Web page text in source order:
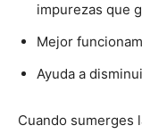
impurezas que
Mejor
Ayuda a
Cuando sumerges